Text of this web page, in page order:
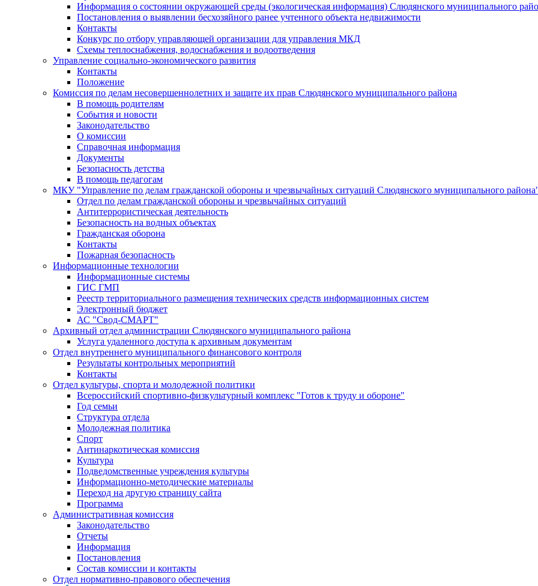
Информация о состоянии окружающей среды (экологическая информация) Слюдянского муниципального
Постановления о выявлении бесхозяйного ранее учтенного объекта недвижимости
Контакты
Конкурс по отбору управляющей организации для управления МКД
Схемы теплоснабжения, водоснабжения и водоотведения
Управление социально-экономического развития
Контакты
Положение
Комиссия по делам несовершеннолетних и защите их прав Слюдянского муниципального района
В помощь родителям
События и новости
Законодательство
О комиссии
Справочная информация
Документы
Безопасность детства
В помощь педагогам
МКУ "Управление по делам гражданской обороны и чрезвычайных ситуаций Слюдянского муниципального
Отдел по делам гражданской обороны и чрезвычайных ситуаций
Антитеррористическая деятельность
Безопасность на водных объектах
Гражданская оборона
Контакты
Пожарная безопасность
Информационные технологии
Информационные системы
ГИС ГМП
Реестр территориального размещения технических средств информационных систем
Электронный бюджет
АС "Свод-СМАРТ"
Архивный отдел администрации Слюдянского муниципального района
Услуга удаленного доступа к архивным документам
Отдел внутреннего муниципального финансового контроля
Результаты контрольных мероприятий
Контакты
Отдел культуры, спорта и молодежной политики
Всероссийский спортивно-физкультурный комплекс "Готов к труду и обороне"
Год семьи
Структура отдела
Молодежная политика
Спорт
Антинаркотическая комиссия
Культура
Подведомственные учреждения культуры
Информационно-методические материалы
Переход на другую страницу сайта
Программа
Административная комиссия
Законодательство
Отчеты
Информация
Постановления
Состав комиссии и контакты
Отдел нормативно-правового обеспечения